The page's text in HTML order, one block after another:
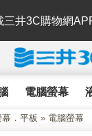
三井3C購物網
電腦螢幕
．平板 » 電腦螢幕